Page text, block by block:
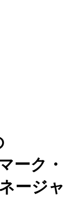
ーク・
ージャ